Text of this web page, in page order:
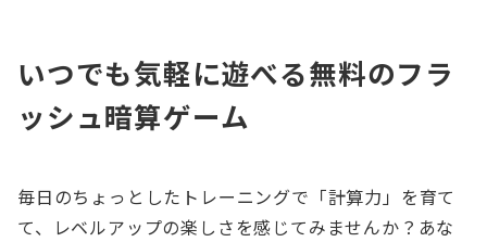
いつでも気軽に遊べる無料のフラ
ッシュ暗算ゲーム
毎日のちょっとしたトレーニングで「計算力」を育て
て、レベルアップの楽しさを感じてみませんか？あな